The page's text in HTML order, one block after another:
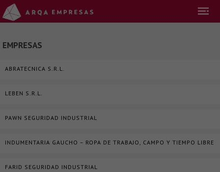
EMPRESAS
ABRATECNICA S.R.L.
LEBEN S.R.L.
PAWN SEGURIDAD INDUSTRIAL
INDUMENTARIA GAUCHO – ROPA DE TRABAJO, CAMPO Y TIEMPO LIBRE
FARID SEGURIDAD INDUSTRIAL